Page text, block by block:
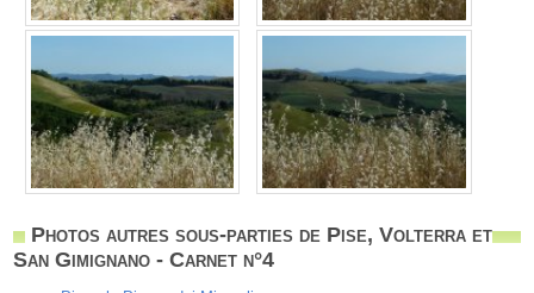
Photos autres sous-parties de Pise, Volterra et
San Gimignano - Carnet n°4